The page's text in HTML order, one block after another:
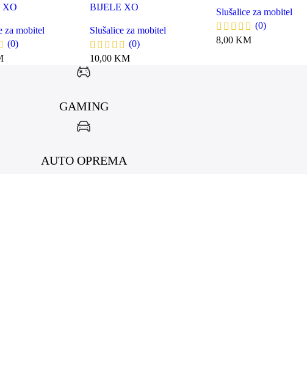
XO
za mobitel
(0)
BIJELE XO
Slušalice za mobitel
(0)
10,00KM
Slušalice za mobitel
(0)
8,00 KM
GAMING
AUTO OPREMA